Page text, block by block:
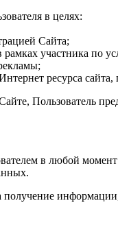
в целях:
Сайта;
участника по
ресурса
Пользователь
в любой